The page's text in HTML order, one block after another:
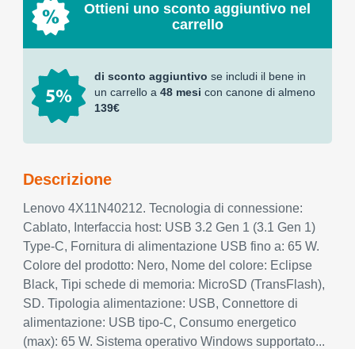
Ottieni uno sconto aggiuntivo nel
carrello
di sconto aggiuntivo se includi il bene in
un carrello a 48 mesi con canone di almeno
139€
Descrizione
Lenovo 4X11N40212. Tecnologia di connessione:
Cablato, Interfaccia host: USB 3.2 Gen 1 (3.1 Gen 1)
Type-C, Fornitura di alimentazione USB fino a: 65 W.
Colore del prodotto: Nero, Nome del colore: Eclipse
Black, Tipi schede di memoria: MicroSD (TransFlash),
SD. Tipologia alimentazione: USB, Connettore di
alimentazione: USB tipo-C, Consumo energetico
(max): 65 W. Sistema operativo Windows supportato...